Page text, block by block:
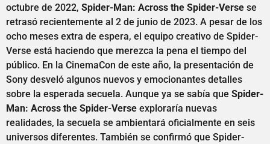
octubre de 2022, Spider-Man: Across the Spider-Verse se
retrasó recientemente al 2 de junio de 2023. A pesar de los
ocho meses extra de espera, el equipo creativo de Spider-
Verse está haciendo que merezca la pena el tiempo del
público. En la CinemaCon de este año, la presentación de
Sony desveló algunos nuevos y emocionantes detalles
sobre la esperada secuela. Aunque ya se sabía que Spider-
Man: Across the Spider-Verse exploraría nuevas
realidades, la secuela se ambientará oficialmente en seis
universos diferentes. También se confirmó que Spider-